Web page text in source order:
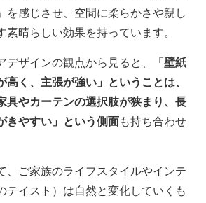
を感じさせ、空間に柔らかさや親し
素晴らしい効果を持っています。
デザインの観点から見ると、
「壁紙
高く、主張が強い」ということは、
具やカーテンの選択肢が狭まり、長
きやすい」という側面も持ち合わせ
、ご家族のライフスタイルやインテ
テイスト）は自然と変化していくも